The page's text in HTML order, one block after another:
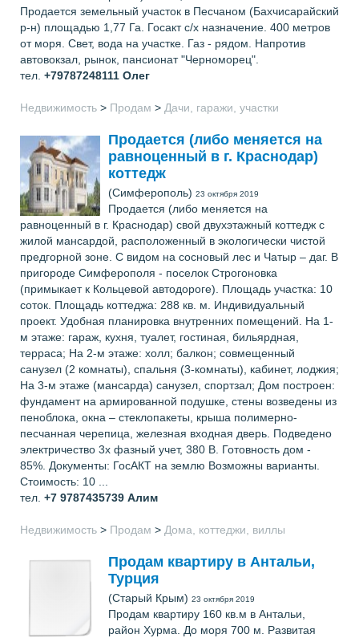
Продается земельный участок в Песчаном (Бахчисарайский
р-н) площадью 1,77 Га. Госакт с/х назначение. 400 метров
от моря. Свет, вода на участке. Газ - рядом. Напротив
автовокзал, рынок, пансионат "Черноморец".
тел. +79787248111 Олег
Недвижимость > Продам > Дачи, гаражи, участки
Продается (либо меняется на
равноценный в г. Краснодар)
коттедж
(Симферополь) 23 октября 2019
Продается (либо меняется на
равноценный в г. Краснодар) свой двухэтажный коттедж с
жилой мансардой, расположенный в экологически чистой
предгорной зоне. С видом на сосновый лес и Чатыр – даг. В
пригороде Симферополя - поселок Строгоновка
(примыкает к Кольцевой автодороге). Площадь участка: 10
соток. Площадь коттеджа: 288 кв. м. Индивидуальный
проект. Удобная планировка внутренних помещений. На 1-
м этаже: гараж, кухня, туалет, гостиная, бильярдная,
терраса; На 2-м этаже: холл; балкон; совмещенный
санузел (2 комнаты), спальня (3-комнаты), кабинет, лоджия;
На 3-м этаже (мансарда) санузел, спортзал; Дом построен:
фундамент на армированной подушке, стены возведены из
пеноблока, окна – стеклопакеты, крыша полимерно-
песчанная черепица, железная входная дверь. Подведено
электричество 3х фазный учет, 380 В. Готовность дом -
85%. Документы: ГосАКТ на землю Возможны варианты.
Стоимость: 10 ...
тел. +7 9787435739 Алим
Недвижимость > Продам > Дома, коттеджи, виллы
Продам квартиру в Антальи,
Турция
(Старый Крым) 23 октября 2019
Продам квартиру 160 кв.м в Антальи,
район Хурма. До моря 700 м. Развитая